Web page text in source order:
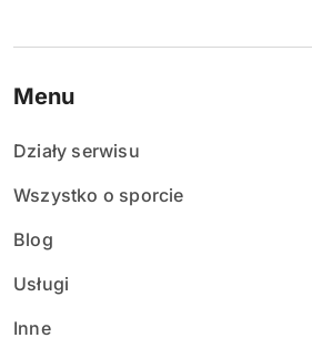
Menu
Działy serwisu
Wszystko o sporcie
Blog
Usługi
Inne